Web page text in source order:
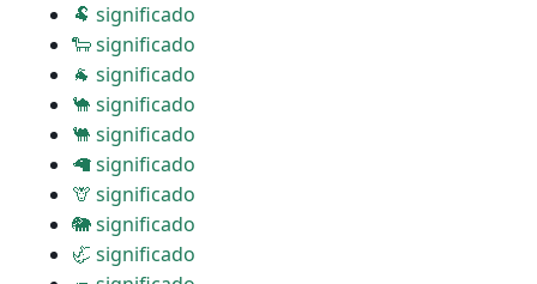
🐏 significado
🐑 significado
🐐 significado
🐪 significado
🐫 significado
🦙 significado
🦒 significado
🐘 significado
🦏 significado